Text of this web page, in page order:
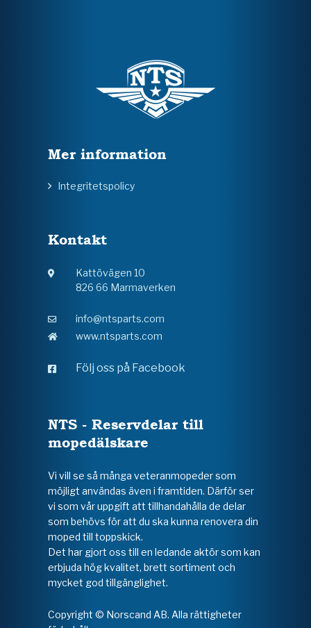
Mer information
Integritetspolicy
Kontakt
Kattövägen 10
826 66 Marmaverken
info@ntsparts.com
www.ntsparts.com
Följ oss på Facebook
NTS - Reservdelar till
mopedälskare
Vi vill se så många veteranmopeder som
möjligt användas även i framtiden. Därför ser
vi som vår uppgift att tillhandahålla de delar
som behövs för att du ska kunna renovera din
moped till toppskick.
Det har gjort oss till en ledande aktör som kan
erbjuda hög kvalitet, brett sortiment och
mycket god tillgänglighet.
Copyright © Norscand AB. Alla rättigheter